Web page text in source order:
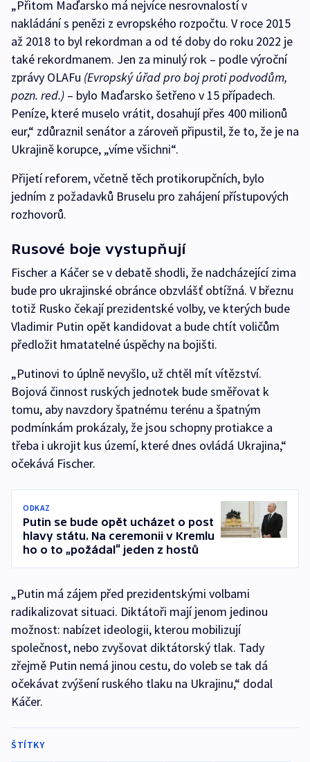
„Přitom Maďarsko má nejvíce nesrovnalostí v
nakládání s penězi z evropského rozpočtu. V roce 2015
až 2018 to byl rekordman a od té doby do roku 2022 je
také rekordmanem. Jen za minulý rok – podle výroční
zprávy OLAFu (Evropský úřad pro boj proti podvodům,
pozn. red.) – bylo Maďarsko šetřeno v 15 případech.
Peníze, které muselo vrátit, dosahují přes 400 milionů
eur,“ zdůraznil senátor a zároveň připustil, že to, že je na
Ukrajině korupce, „víme všichni“.
Přijetí reforem, včetně těch protikorupčních, bylo
jedním z požadavků Bruselu pro zahájení přístupových
rozhovorů.
Rusové boje vystupňují
Fischer a Káčer se v debatě shodli, že nadcházející zima
bude pro ukrajinské obránce obzvlášť obtížná. V březnu
totiž Rusko čekají prezidentské volby, ve kterých bude
Vladimir Putin opět kandidovat a bude chtít voličům
předložit hmatatelné úspěchy na bojišti.
„Putinovi to úplně nevyšlo, už chtěl mít vítězství.
Bojová činnost ruských jednotek bude směřovat k
tomu, aby navzdory špatnému terénu a špatným
podmínkám prokázaly, že jsou schopny protiakce a
třeba i ukrojit kus území, které dnes ovládá Ukrajina,“
očekává Fischer.
ODKAZ
Putin se bude opět ucházet o post
hlavy státu. Na ceremonii v Kremlu
ho o to „požádal“ jeden z hostů
„Putin má zájem před prezidentskými volbami
radikalizovat situaci. Diktátoři mají jenom jedinou
možnost: nabízet ideologii, kterou mobilizují
společnost, nebo zvyšovat diktátorský tlak. Tady
zřejmě Putin nemá jinou cestu, do voleb se tak dá
očekávat zvýšení ruského tlaku na Ukrajinu,“ dodal
Káčer.
ŠTÍTKY